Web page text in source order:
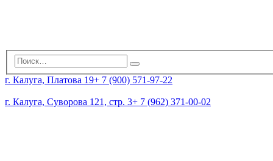
г. Калуга, Платова 19+ 7 (900) 571-97-22
г. Калуга, Суворова 121, стр. 3+ 7 (962) 371-00-02